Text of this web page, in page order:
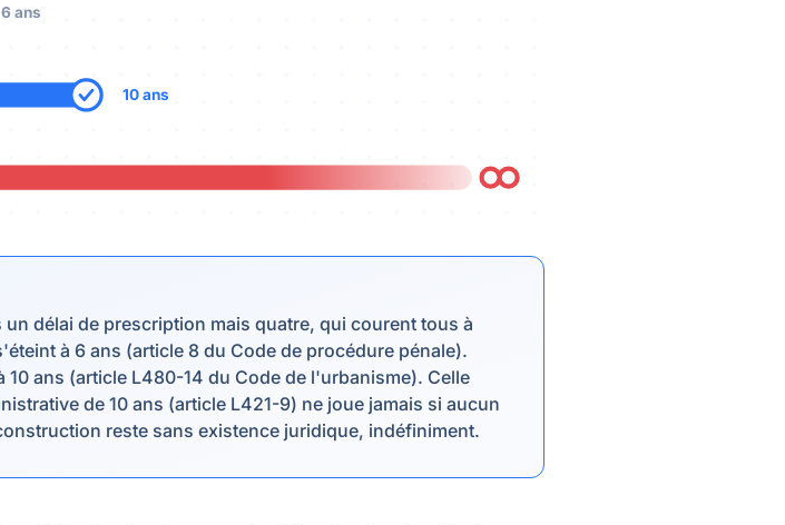
6 ans
10 ans
délai de prescription mais quatre, qui courent tous à
à 6 ans (article 8 du Code de procédure pénale).
ans (article L480-14 du Code de l'urbanisme). Celle
de 10 ans (article L421-9) ne joue jamais si aucun
reste sans existence juridique, indéfiniment.